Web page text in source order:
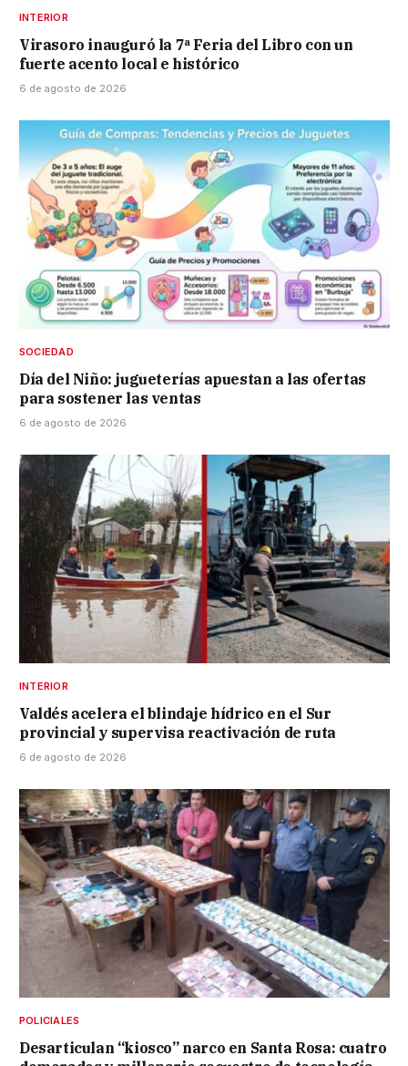
INTERIOR
Virasoro inauguró la 7ª Feria del Libro con un
fuerte acento local e histórico
6 de agosto de 2026
SOCIEDAD
Día del Niño: jugueterías apuestan a las ofertas
para sostener las ventas
6 de agosto de 2026
INTERIOR
Valdés acelera el blindaje hídrico en el Sur
provincial y supervisa reactivación de ruta
6 de agosto de 2026
POLICIALES
Desarticulan “kiosco” narco en Santa Rosa: cuatro